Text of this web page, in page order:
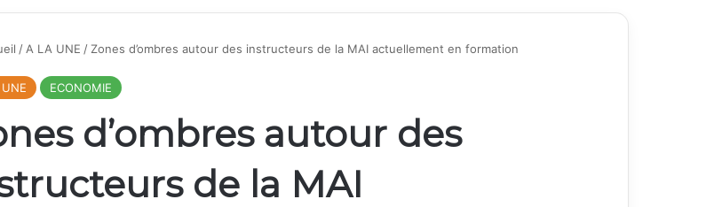
/ A LA UNE / Zones d’ombres autour des instructeurs de la MAI actuellement en formation
ECONOMIE
d’ombres autour des
de la MAI